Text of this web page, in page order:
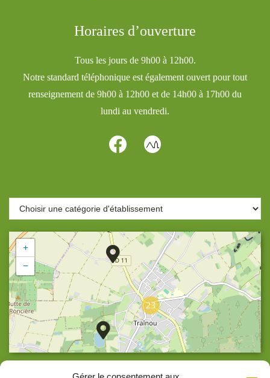
Horaires d’ouverture
Tous les jours de 9h00 à 12h00.
Notre standard téléphonique est également ouvert pour tout
renseignement de 9h00 à 12h00 et de 14h00 à 17h00 du
lundi au vendredi.
23
+
−